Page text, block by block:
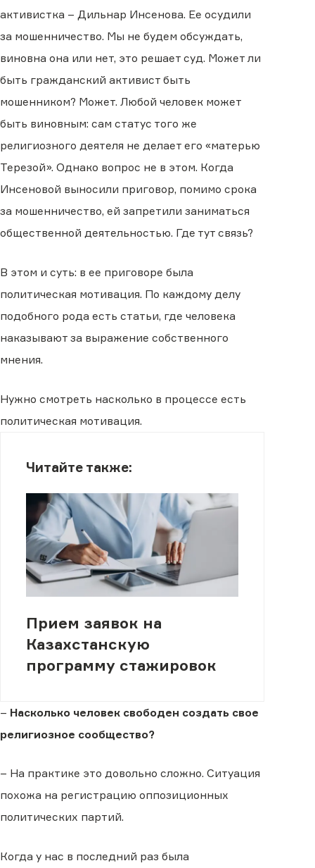
активистка – Дильнар Инсенова. Ее осудили
за мошенничество. Мы не будем обсуждать,
виновна она или нет, это решает суд. Может ли
быть гражданский активист быть
мошенником? Может. Любой человек может
быть виновным: сам статус того же
религиозного деятеля не делает его «матерью
Терезой». Однако вопрос не в этом. Когда
Инсеновой выносили приговор, помимо срока
за мошенничество, ей запретили заниматься
общественной деятельностью. Где тут связь?
В этом и суть: в ее приговоре была
политическая мотивация. По каждому делу
подобного рода есть статьи, где человека
наказывают за выражение собственного
мнения.
Нужно смотреть насколько в процессе есть
политическая мотивация.
Читайте также:
Прием заявок на
Казахстанскую
программу стажировок
– Насколько человек свободен создать свое
религиозное сообщество?
– На практике это довольно сложно. Ситуация
похожа на регистрацию оппозиционных
политических партий.
Когда у нас в последний раз была